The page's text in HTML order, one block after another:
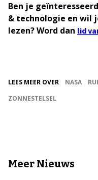
Ben je
& technologie en wil
lezen? Word dan lid
LEES MEER OVER NASA
ZONNESTELSEL
Meer Nieuws